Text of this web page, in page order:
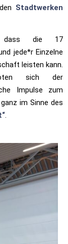
den Stadtwerken
dass die 17
jede*r Einzelne
leisten kann.
sich der
Impulse zum
im Sinne des
.